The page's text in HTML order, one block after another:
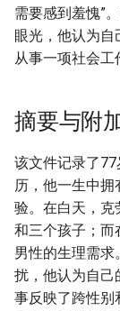
需要感到羞愧”
眼光，他认为
从事一项社会工
摘要与附
该文件记录了
历，他一生中
验。在白天，克
和三个孩子；而
男性的生理需
扰，他认为自己
事反映了跨性别